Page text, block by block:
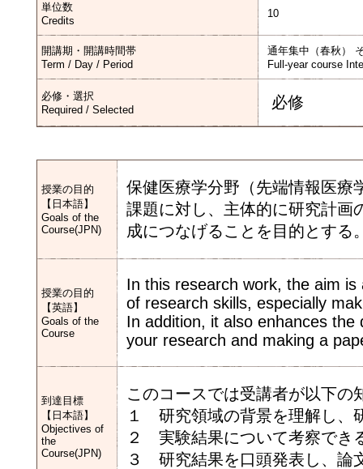
単位数
Credits
10
開講期・開講時間帯
Term / Day / Period
通年集中（春秋）
Full-year course
必修・選択
Required / Selected
必修
授業の目的
【日本語】
Goals of the
Course(JPN)
保健医療学分野（先端情報医療
課題に対し、主体的に研究計画
成につなげることを目的とする
授業の目的
【英語】
Goals of the
Course
In this research work, the aim
of research skills, especially
In addition, it also enhances
your research and making a
到達目標
【日本語】
Objectives of
the
Course(JPN)
このコースでは受講者が以下の
１ 研究領域の背景を理解し、
２ 実験結果について考察でき
３ 研究結果を口頭発表し、論